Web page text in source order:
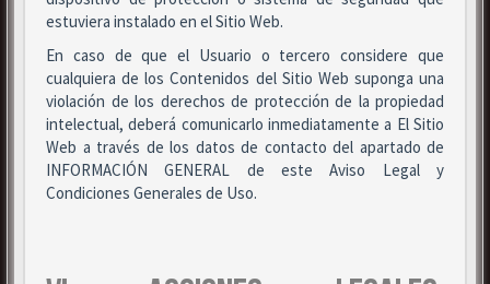
estuviera instalado en el Sitio Web.
En caso de que el Usuario o tercero considere que
cualquiera de los Contenidos del Sitio Web suponga una
violación de los derechos de protección de la propiedad
intelectual, deberá comunicarlo inmediatamente a El Sitio
Web a través de los datos de contacto del apartado de
INFORMACIÓN GENERAL de este Aviso Legal y
Condiciones Generales de Uso.